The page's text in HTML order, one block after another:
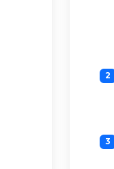
2
3